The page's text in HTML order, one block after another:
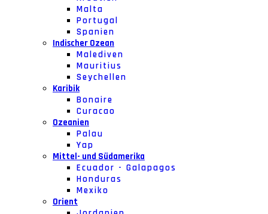
Malta
Portugal
Spanien
Indischer Ozean
Malediven
Mauritius
Seychellen
Karibik
Bonaire
Curacao
Ozeanien
Palau
Yap
Mittel- und Südamerika
Ecuador - Galapagos
Honduras
Mexiko
Orient